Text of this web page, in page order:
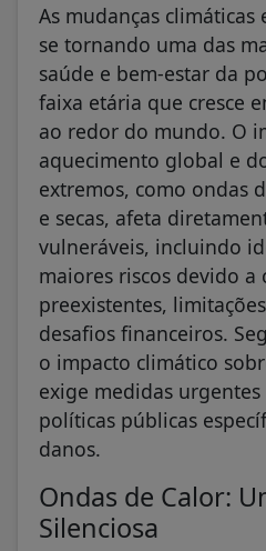
As mudanças
se tornando uma das
saúde e bem-estar da
faixa etária que cresce
ao redor do mundo. O
aquecimento global e
extremos, como ondas
e secas, afeta
vulneráveis, incluindo
maiores riscos devido a
preexistentes,
desafios financeiros.
o impacto climático
exige medidas
políticas públicas
danos.
Ondas de Calor:
Silenciosa